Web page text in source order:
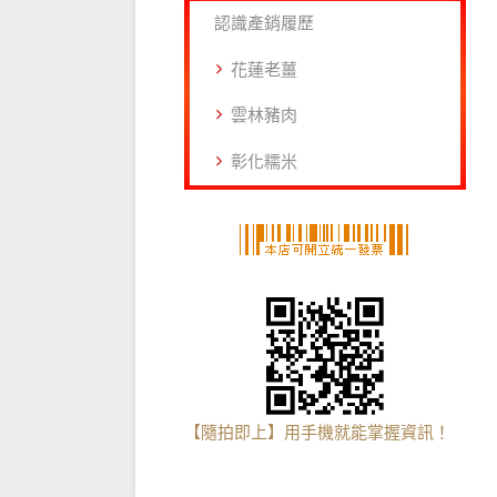
認識產銷履歷
花蓮老薑
雲林豬肉
彰化糯米
【隨拍即上】用手機就能掌握資訊！